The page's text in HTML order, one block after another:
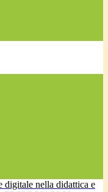
digitale nella didattica e